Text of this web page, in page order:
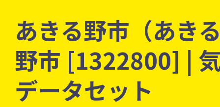
あきる野市（あき
野市 [1322800] |
データセット